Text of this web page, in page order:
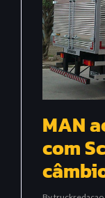
MAN
com